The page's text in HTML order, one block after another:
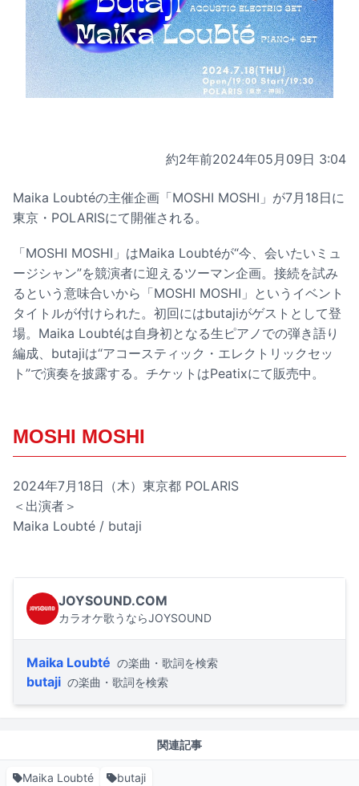
約2年前2024年05月09日 3:04
Maika Loubtéの主催企画「MOSHI MOSHI」が7月18日に
東京・POLARISにて開催される。
「MOSHI MOSHI」はMaika Loubtéが“今、会いたいミュ
ージシャン”を競演者に迎えるツーマン企画。接続を試み
るという意味合いから「MOSHI MOSHI」というイベント
タイトルが付けられた。初回にはbutajiがゲストとして登
場。Maika Loubtéは自身初となる生ピアノでの弾き語り
編成、butajiは“アコースティック・エレクトリックセッ
ト”で演奏を披露する。チケットはPeatixにて販売中。
MOSHI MOSHI
2024年7月18日（木）東京都 POLARIS
＜出演者＞
Maika Loubté / butaji
JOYSOUND.COM
カラオケ歌うならJOYSOUND
Maika Loubté の楽曲・歌詞を検索
butaji の楽曲・歌詞を検索
関連記事
Maika Loubté butaji